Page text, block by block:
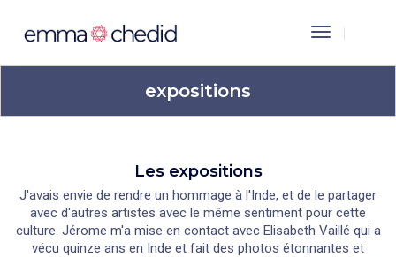
Toggle
expositions
Les expositions
J'avais envie de rendre un hommage à l'Inde, et de le partager
avec d'autres artistes avec le même sentiment pour cette
culture. Jérome m'a mise en contact avec Elisabeth Vaillé qui a
vécu quinze ans en Inde et fait des photos étonnantes et